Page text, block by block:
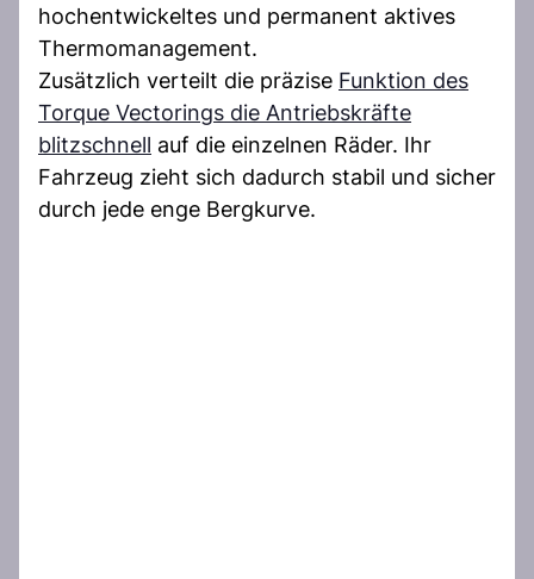
hochentwickeltes und permanent aktives
Thermomanagement.
Zusätzlich verteilt die präzise Funktion des
Torque Vectorings die Antriebskräfte
blitzschnell auf die einzelnen Räder. Ihr
Fahrzeug zieht sich dadurch stabil und sicher
durch jede enge Bergkurve.